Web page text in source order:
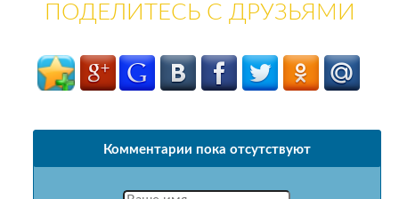
ПОДЕЛИТЕСЬ С ДРУЗЬЯМИ
Комментарии пока отсутствуют